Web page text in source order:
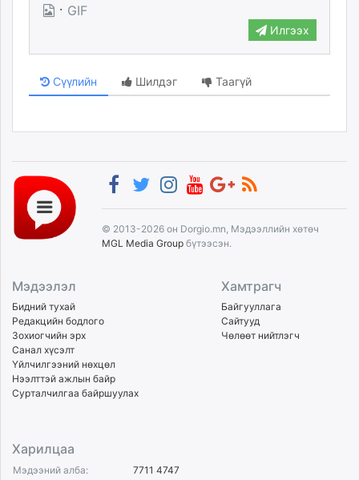
toim.mn
paparazzi.mn
unread.today
· GIF
Илгээх
Сүүлийн Шилдэг Таагүй
© 2013-2026 он Dorgio.mn, Мэдээллийн хөтөч
MGL Media Group бүтээсэн.
Мэдээлэл
Бидний тухай
Редакцийн бодлого
Зохиогчийн эрх
Санал хүсэлт
Үйлчилгээний нөхцөл
Нээлттэй ажлын байр
Сурталчилгаа байршуулах
Хамтрагч
Байгууллага
Сайтууд
Чөлөөт нийтлэгч
Харилцаа
Мэдээний алба:
7711 4747